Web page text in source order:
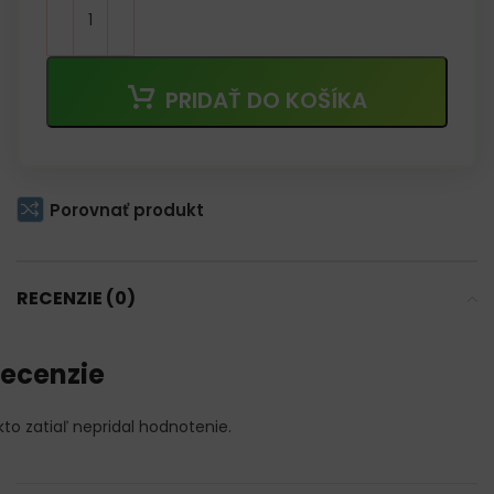
PRIDAŤ DO KOŠÍKA
Porovnať produkt
RECENZIE (0)
zatiaľ nepridal hodnotenie.